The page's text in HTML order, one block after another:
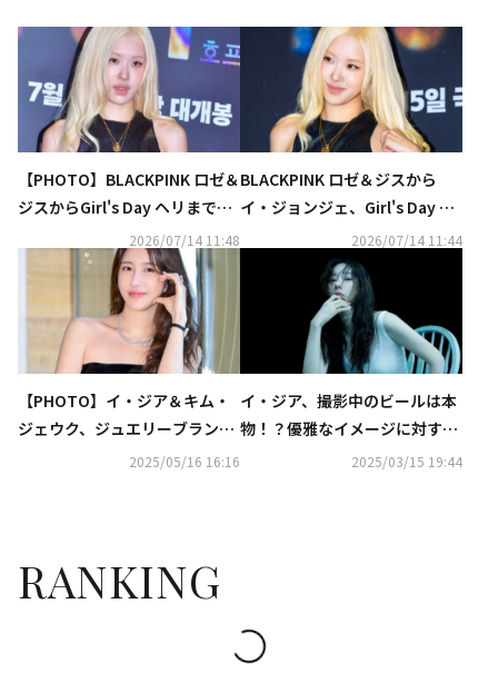
【PHOTO】BLACKPINK ロゼ＆
ジスからGirl's Day ヘリまで、
映画「ホープ」VIP試写会に出
席（動画あり）
2026/07/14 11:48
BLACKPINK ロゼ＆ジスから
イ・ジョンジェ、Girl's Day ヘ
リまで豪華集結！映画「ホー
プ」VIP試写会に出席
2026/07/14 11:44
【PHOTO】イ・ジア＆キム・
ジェウク、ジュエリーブランド
「GRAFF」イベントに出席
2025/05/16 16:16
イ・ジア、撮影中のビールは本
物！？優雅なイメージに対する
苦悩も明かす「一番大きな誤
2025/03/15 19:44
RANKING